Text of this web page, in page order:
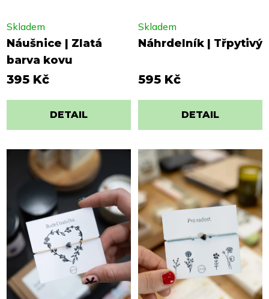
Náušnice | Zlatá
barva kovu
Skladem
395 Kč
DETAIL
Náhrdelník | Třpytivý
Skladem
595 Kč
DETAIL